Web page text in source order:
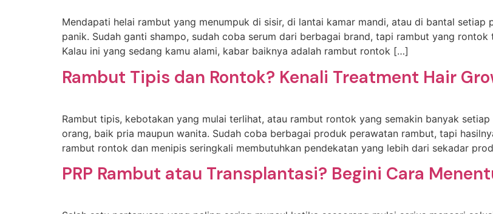
Mendapati helai rambut yang menumpuk di sisir, di lantai kamar mandi, atau di bantal setiap
panik. Sudah ganti shampo, sudah coba serum dari berbagai brand, tapi rambut yang
Kalau ini yang sedang kamu alami, kabar baiknya adalah rambut rontok […]
Rambut Tipis dan Rontok? Kenali Treatment Hair
Rambut tipis, kebotakan yang mulai terlihat, atau rambut rontok yang semakin banyak
orang, baik pria maupun wanita. Sudah coba berbagai produk perawatan rambut, tapi
rambut rontok dan menipis seringkali membutuhkan pendekatan yang lebih dari sekadar
PRP Rambut atau Transplantasi? Begini Cara